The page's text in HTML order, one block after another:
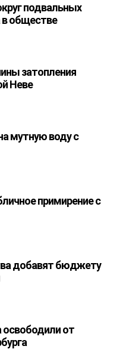
подвальных
обществе
затопления
Неве
мутную воду с
примирение с
добавят бюджету
освободили от